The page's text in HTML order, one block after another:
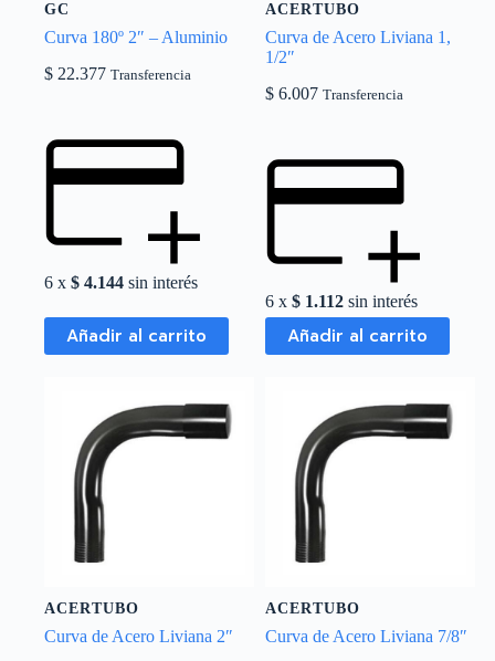
GC
Curva 180º 2″ – Aluminio
$ 22.377 Transferencia
6 x $ 4.144 sin interés
Añadir al carrito
ACERTUBO
Curva de Acero Liviana 1,
1/2″
$ 6.007 Transferencia
6 x$ 1.112 sin interés
Añadir al carrito
ACERTUBO
Curva de Acero Liviana 2″
ACERTUBO
Curva de Acero Liviana 7/8″